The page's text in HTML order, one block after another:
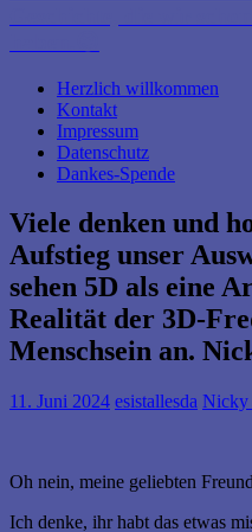
Herzlich willkommen
Kontakt
Impressum
Datenschutz
Dankes-Spende
Viele denken und
Aufstieg unser
sehen 5D als eine
Realität der 3D-
Menschsein an.
11. Juni 2024 esistallesda Nicky
Oh nein, meine geliebten
Ich denke, ihr habt das etwas